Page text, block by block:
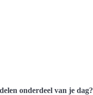
onderdeel van je dag?